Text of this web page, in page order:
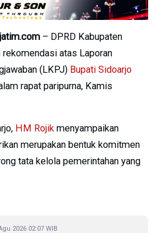
– DPRD Kabupaten
atas Laporan
(LKPJ) Bupati Sidoarjo
rapat paripurna, Kamis
HM Rojik menyampaikan
merupakan bentuk komitmen
tata kelola pemerintahan yang
2026 02:07 WIB